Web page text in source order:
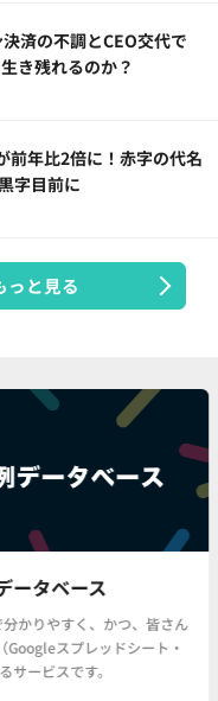
済の不調とCEO交代で
き残れるのか？
前年比2倍に！赤字の代名
字目前に
っと見る
ース
すく、かつ、皆さん
スプレッドシート・
スです。